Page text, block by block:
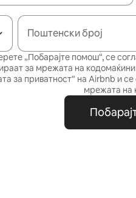
Поштенски број
„Побарајте помош“, се
за мрежата на
за приватност“ на Airbnb и се
мрежата на